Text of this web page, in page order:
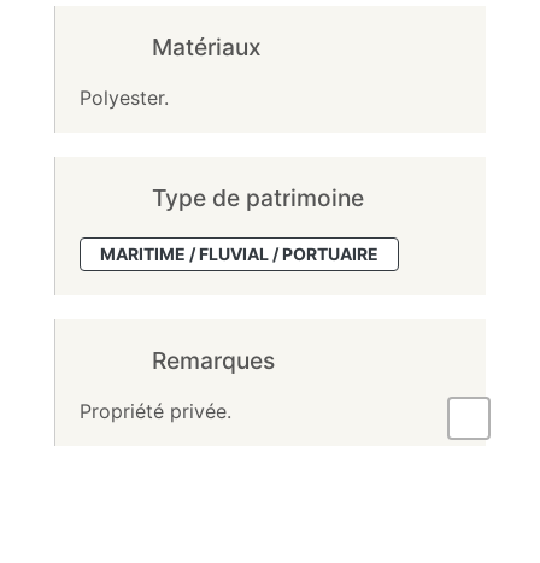
Matériaux
Polyester.
Type de patrimoine
MARITIME / FLUVIAL / PORTUAIRE
Remarques
Propriété privée.